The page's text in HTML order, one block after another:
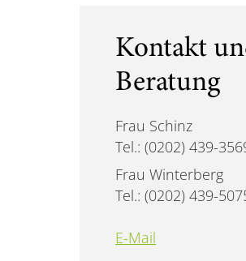
Kontakt
Beratung
Frau Schinz
Tel.: (0202) 439-
Frau Winterberg
Tel.: (0202) 439-
E-Mail